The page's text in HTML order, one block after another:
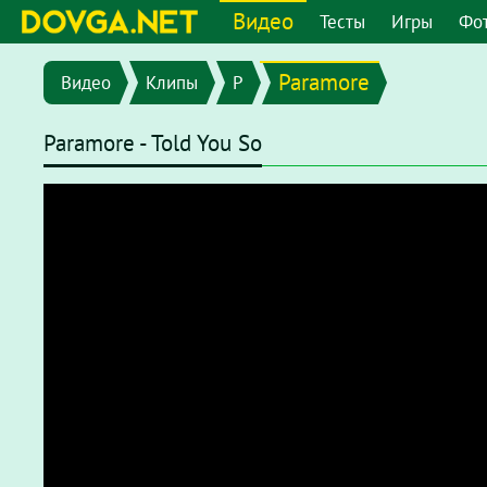
Видео Тесты Игры
Видео Клипы P Paramore
Paramore - Told You So